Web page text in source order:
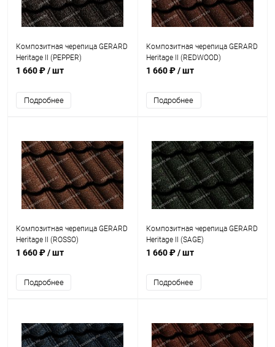
Композитная черепица GERARD
Heritage II (PEPPER)
1 660 ₽/ шт
Подробнее
Композитная черепица GERARD
Heritage II (REDWOOD)
1 660 ₽/ шт
Подробнее
Композитная черепица GERARD
Heritage II (ROSSO)
1 660 ₽/ шт
Подробнее
Композитная черепица GERARD
Heritage II (SAGE)
1 660 ₽/ шт
Подробнее